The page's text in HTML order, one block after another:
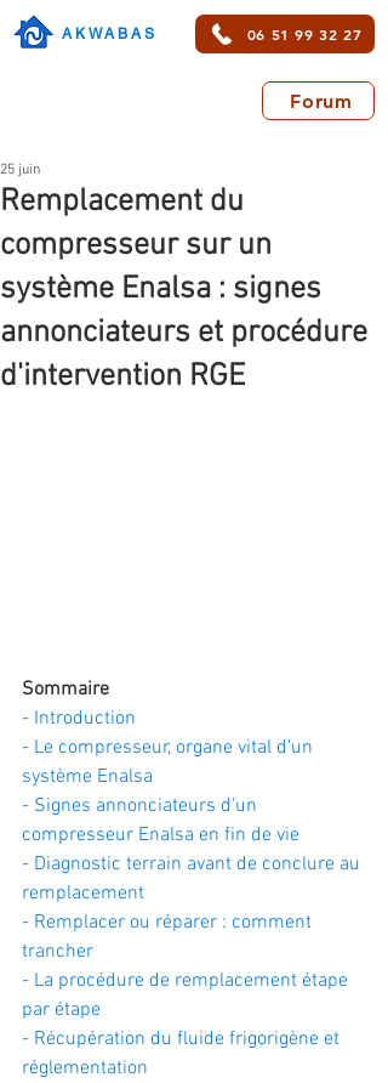
AKWABAS 06 51 99 32 27
Forum
Remplacement du
compresseur sur un
système Enalsa : signes
annonciateurs et procédure
d'intervention RGE
25 juin
Sommaire
- Introduction
- Le compresseur, organe vital d'un
système Enalsa
- Signes annonciateurs d'un
compresseur Enalsa en fin de vie
- Diagnostic terrain avant de conclure au
remplacement
- Remplacer ou réparer : comment
trancher
- La procédure de remplacement étape
par étape
- Récupération du fluide frigorigène et
réglementation